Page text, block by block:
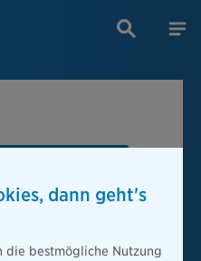
dann geht's
die bestmögliche Nutzung